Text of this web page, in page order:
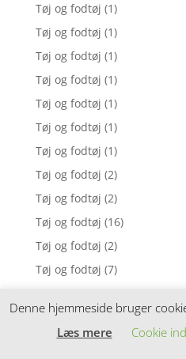
Tøj og fodtøj (1)
Tøj og fodtøj (1)
Tøj og fodtøj (1)
Tøj og fodtøj (1)
Tøj og fodtøj (1)
Tøj og fodtøj (1)
Tøj og fodtøj (1)
Tøj og fodtøj (2)
Tøj og fodtøj (2)
Tøj og fodtøj (16)
Tøj og fodtøj (2)
Tøj og fodtøj (7)
Tøj og fodtøj (10)
Tøj og fodtøj (1)
Denne hjemmeside bruger
Læs mere
Cookie